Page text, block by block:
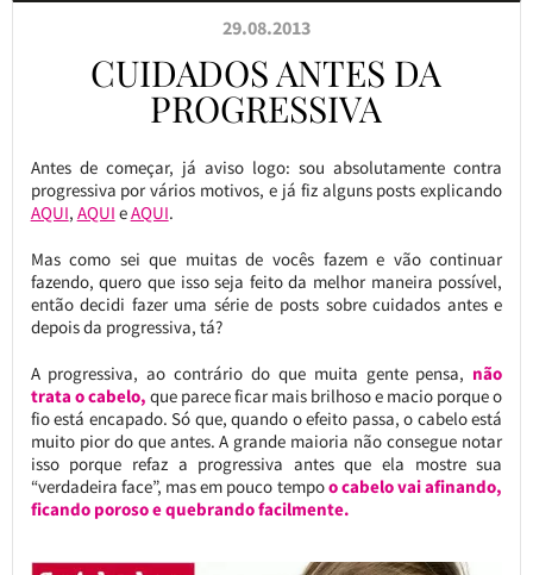
29.08.2013
CUIDADOS ANTES DA
PROGRESSIVA
Antes de começar, já aviso logo: sou absolutamente contra
progressiva por vários motivos, e já fiz alguns posts explicando
AQUI, AQUI eAQUI.
Mas como sei que muitas de vocês fazem e vão continuar
fazendo, quero que isso seja feito da melhor maneira possível,
então decidi fazer uma série de posts sobre cuidados antes e
depois da progressiva, tá?
A progressiva, ao contrário do que muita gente pensa, não
trata o cabelo, que parece ficar mais brilhoso e macio porque o
fio está encapado. Só que, quando o efeito passa, o cabelo está
muito pior do que antes. A grande maioria não consegue notar
isso porque refaz a progressiva antes que ela mostre sua
“verdadeira face”, mas em pouco tempoo cabelo vai afinando,
ficando poroso e quebrando facilmente.